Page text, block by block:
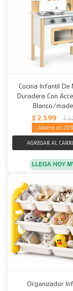
Cocina Infantil De
Duradera Con
Blanco/
$ 2.599 $
20
LLEGA HOY
Organizador